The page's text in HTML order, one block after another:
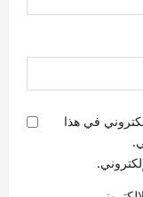
في هذا